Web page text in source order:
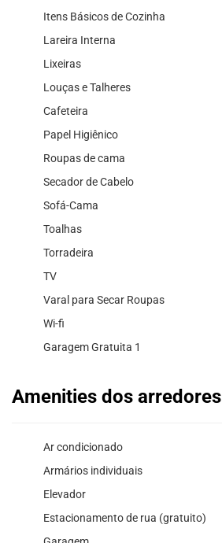
Itens Básicos de Cozinha
Lareira Interna
Lixeiras
Louças e Talheres
Cafeteira
Papel Higiênico
Roupas de cama
Secador de Cabelo
Sofá-Cama
Toalhas
Torradeira
TV
Varal para Secar Roupas
Wi-fi
Garagem Gratuita 1
Amenities dos arredores
Ar condicionado
Armários individuais
Elevador
Estacionamento de rua (gratuito)